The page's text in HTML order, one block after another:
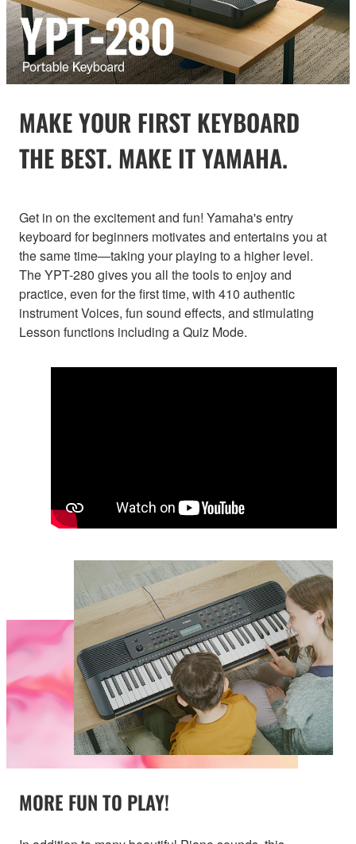
MAKE YOUR FIRST KEYBOARD
THE BEST. MAKE IT YAMAHA.
Get in on the excitement and fun! Yamaha's entry
keyboard for beginners motivates and entertains you at
the same time—taking your playing to a higher level.
The YPT-280 gives you all the tools to enjoy and
practice, even for the first time, with 410 authentic
instrument Voices, fun sound effects, and stimulating
Lesson functions including a Quiz Mode.
MORE FUN TO PLAY!